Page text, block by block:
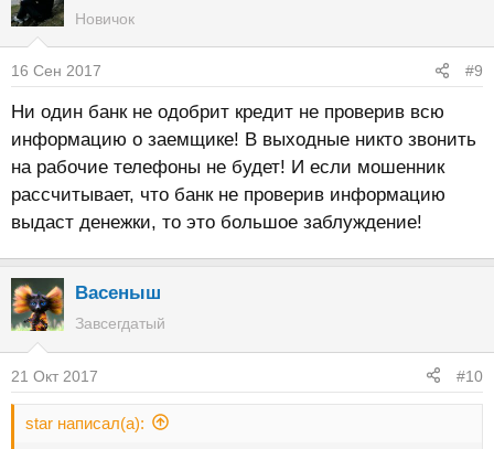
Новичок
16 Сен 2017 #9
Ни один банк не одобрит кредит не проверив всю
информацию о заемщике! В выходные никто звонить
на рабочие телефоны не будет! И если мошенник
рассчитывает, что банк не проверив информацию
выдаст денежки, то это большое заблуждение!
Васеныш
Завсегдатый
21 Окт 2017 #10
star написал(а):